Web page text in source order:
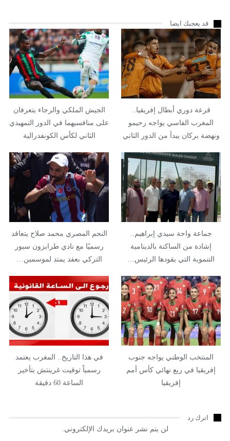
قد يعجبك ايضا
قرعة دوري أبطال إفريقيا..
المغرب الفاسي يواجه رحيمو
ونهضة بركان يبدأ من الدور الثاني
الجيش الملكي والرجاء يتعرفان
على منافسيهما في الدور التمهيدي
الثاني لكأس الكونفدرالية
جماعة واحة سيدي إبراهيم..
إشادة من الساكنة بالدينامية
التنموية التي يقودها الرئيس…
النجم المصري محمد صلاح يتعاقد
رسميًا مع نادي طرابزون سبور
التركي بعقد يمتد لموسمين…
المنتخب الوطني يواجه جنوب
إفريقيا في ربع نهائي كأس أمم
إفريقيا
في هذا التاريخ.. المغرب يعتمد
رسمياً توقيت غرينتش بتأخير
الساعة 60 دقيقة
اترك رد
لن يتم نشر عنوان بريدك الإلكتروني.